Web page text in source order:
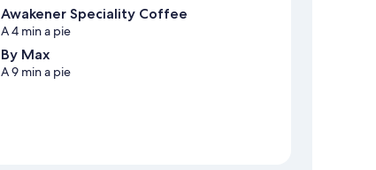
Awakener Speciality Coffee
A 4 min a pie
By Max
A 9 min a pie